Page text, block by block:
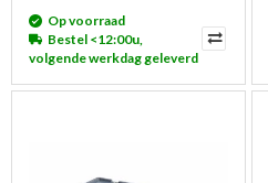
Op voorraad
Bestel <12:00u,
volgende werkdag geleverd